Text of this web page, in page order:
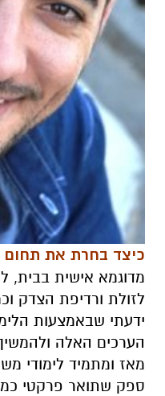
כיצד בחרת את תחום
מדוגמא אישית בבית,
לזולת ורדיפת הצדק
ידעתי שבאמצעות
הערכים האלה
מאז ומתמיד לימודי
ספק שתואר פרקטי